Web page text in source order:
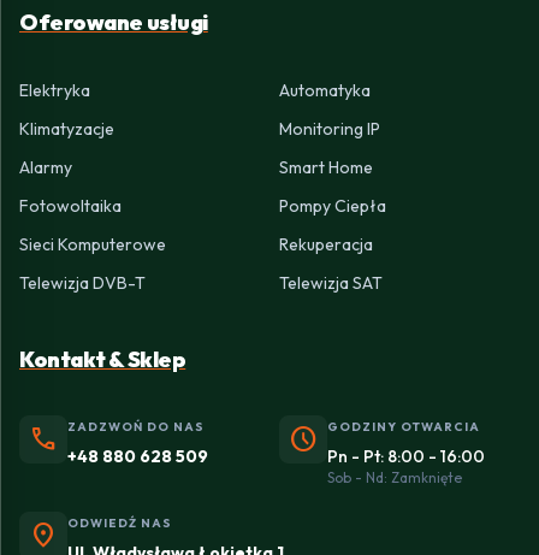
Oferowane usługi
Elektryka
Automatyka
Klimatyzacje
Monitoring IP
Alarmy
Smart Home
Fotowoltaika
Pompy Ciepła
Sieci Komputerowe
Rekuperacja
Telewizja DVB-T
Telewizja SAT
Kontakt & Sklep
phone ZADZWOŃ DO NAS
+48 880 628 509 schedule GODZINY OTWARCIA
Pn - Pt: 8:00 - 16:00
Sob - Nd: Zamknięte
location_on ODWIEDŹ NAS